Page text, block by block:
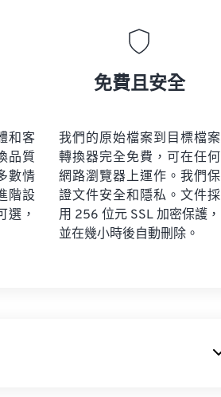
和客
品質
數情
階設
選，
免費且安全
我們的原始檔案到目標檔案
轉換器完全免費，可在任何
網路瀏覽器上運作。我們保
證文件安全和隱私。文件採
用 256 位元 SSL 加密保護，
並在幾小時後自動刪除。